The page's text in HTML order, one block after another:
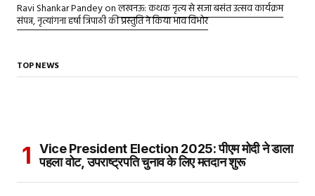
Ravi Shankar Pandeyonलखनऊ: कथक नृत्य से सजा बसंत उत्सव कार्यक्रम
संपन्न, नृत्यांगना हर्षा त्रिपाठी की प्रस्तुति ने किया भाव विभोर
TOP NEWS
Vice President Election 2025: पीएम मोदी ने डाला
पहला वोट, उपराष्ट्रपति चुनाव के लिए मतदान शुरू